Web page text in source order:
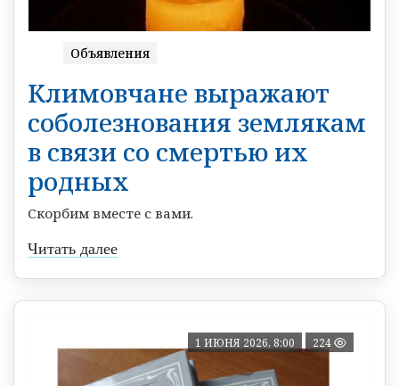
Объявления
Климовчане выражают
соболезнования землякам
в связи со смертью их
родных
Скорбим вместе с вами.
Читать далее
1 ИЮНЯ 2026, 8:00 224